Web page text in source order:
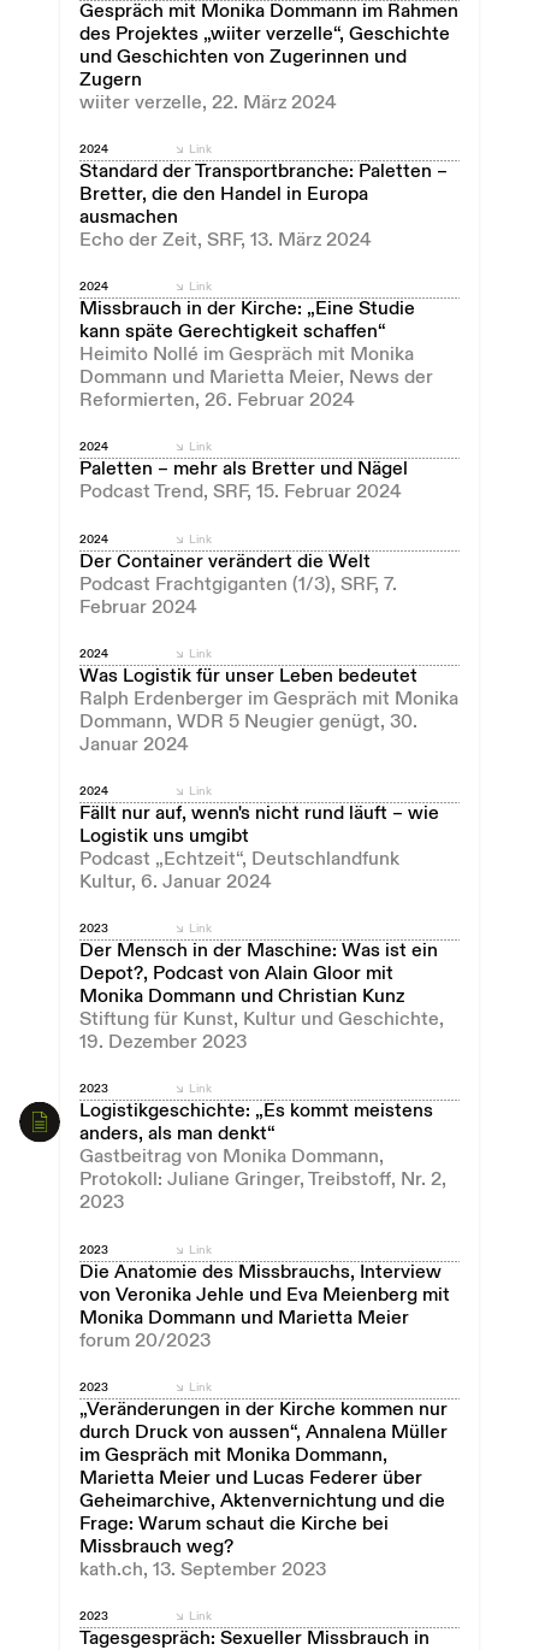
Gespräch mit Monika Dommann im Rahmen
des Projektes „wiiter verzelle“, Geschichte
und Geschichten von Zugerinnen und
Zugern
wiiter verzelle, 22. März 2024
2024
Standard der Transportbranche: Paletten –
Bretter, die den Handel in Europa
ausmachen
Echo der Zeit, SRF, 13. März 2024
Link
2024
Missbrauch in der Kirche: „Eine Studie
kann späte Gerechtigkeit schaffen“
Heimito Nollé im Gespräch mit Monika
Dommann und Marietta Meier, News der
Reformierten, 26. Februar 2024
Link
2024
Paletten – mehr als Bretter und Nägel
Podcast Trend, SRF, 15. Februar 2024
Link
2024
Der Container verändert die Welt
Podcast Frachtgiganten (1/3), SRF, 7.
Februar 2024
Link
2024
Was Logistik für unser Leben bedeutet
Ralph Erdenberger im Gespräch mit Monika
Dommann, WDR 5 Neugier genügt, 30.
Januar 2024
Link
2024
Fällt nur auf, wenn's nicht rund läuft – wie
Logistik uns umgibt
Podcast „Echtzeit“, Deutschlandfunk
Kultur, 6. Januar 2024
Link
2023
Der Mensch in der Maschine: Was ist ein
Depot?, Podcast von Alain Gloor mit
Monika Dommann und Christian Kunz
Stiftung für Kunst, Kultur und Geschichte,
19. Dezember 2023
Link
2023
Logistikgeschichte: „Es kommt meistens
anders, als man denkt“
Gastbeitrag von Monika Dommann,
Protokoll: Juliane Gringer, Treibstoff, Nr. 2,
2023
Link
2023
Die Anatomie des Missbrauchs, Interview
von Veronika Jehle und Eva Meienberg mit
Monika Dommann und Marietta Meier
forum 20/2023
Link
2023
„Veränderungen in der Kirche kommen nur
durch Druck von aussen“, Annalena Müller
im Gespräch mit Monika Dommann,
Marietta Meier und Lucas Federer über
Geheimarchive, Aktenvernichtung und die
Frage: Warum schaut die Kirche bei
Missbrauch weg?
kath.ch, 13. September 2023
Link
2023
Tagesgespräch: Sexueller Missbrauch in
Link